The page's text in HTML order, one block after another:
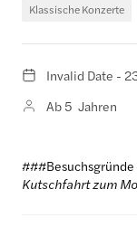
Klassische Konzerte
Invalid Date -
Ab 5 Jahren
###Besuchsgründe
Kutschfahrt zum